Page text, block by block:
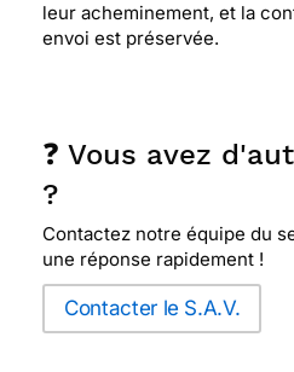
leur acheminement, et la
envoi est préservée.
❓ Vous avez
?
Contactez notre équipe du
une réponse rapidement !
Contacter le S.A.V.